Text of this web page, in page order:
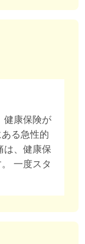
健康保険が
る急性的
は、健康保
一度スタ